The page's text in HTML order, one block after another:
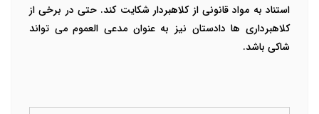
استناد به مواد قانونی از کلاهبردار شکایت کند. حتی در برخی از
کلاهبرداری ها دادستان نیز به عنوان مدعی العموم می تواند
شاکی باشد.